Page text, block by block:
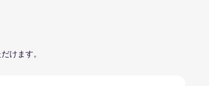
けます。